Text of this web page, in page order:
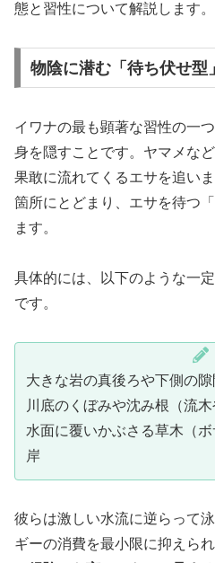
態と習性について解説します。
物陰に潜む「待ち伏せ型
イワナの最も顕著な習性の一
身を隠すことです。ヤマメな
果敢に流れてくるエサを追い
箇所にとどまり、エサを待つ
ます。
具体的には、以下のような一
です。
大きな岩の真後ろや下側の隙
川底のくぼみや沈み根（流
水面に覆いかぶさる草木（ボ
岸
彼らは激しい水流に逆らって
ギーの消費を最小限に抑えら